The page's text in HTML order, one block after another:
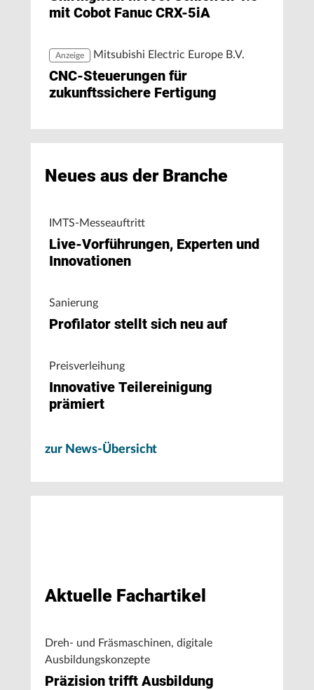
mit Cobot Fanuc CRX-5iA
Anzeige Mitsubishi Electric Europe B.V.
CNC-Steuerungen für
zukunftssichere Fertigung
Neues aus der Branche
IMTS-Messeauftritt
Live-Vorführungen, Experten und
Innovationen
Sanierung
Profilator stellt sich neu auf
Preisverleihung
Innovative Teilereinigung
prämiert
zur News-Übersicht
Aktuelle Fachartikel
Dreh- und Fräsmaschinen, digitale
Ausbildungskonzepte
Präzision trifft Ausbildung